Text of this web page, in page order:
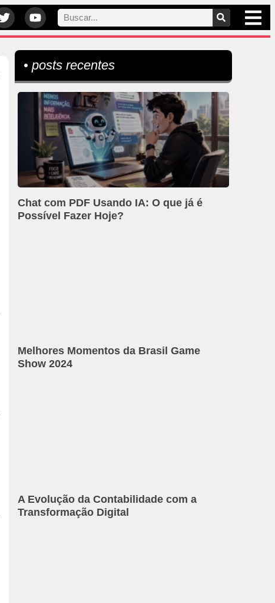
• posts recentes
Chat com PDF Usando IA: O que já é
Possível Fazer Hoje?
Melhores Momentos da Brasil Game
Show 2024
A Evolução da Contabilidade com a
Transformação Digital